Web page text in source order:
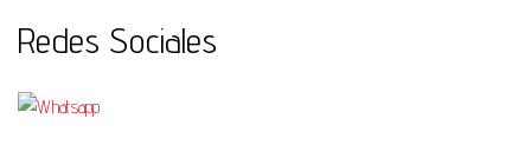
Redes Sociales